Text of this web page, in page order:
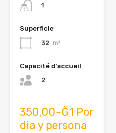
1
Superficie
32 m²
Capacité d'accueil
2
350,00-Ğ1 Por
dia y persona